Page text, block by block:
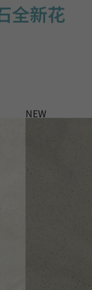
全新花
NEW